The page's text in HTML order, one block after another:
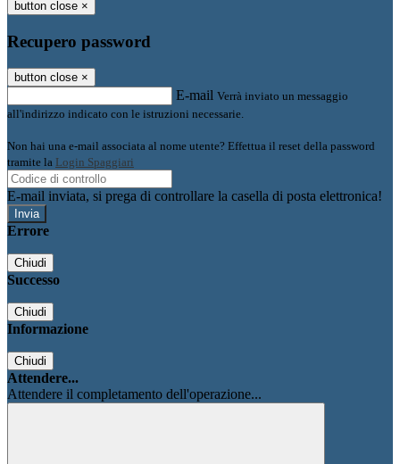
button close ×
Recupero password
button close ×
E-mail Verrà inviato un messaggio
all'indirizzo indicato con le istruzioni necessarie.
Non hai una e-mail associata al nome utente? Effettua il reset della password
tramite la Login Spaggiari
E-mail inviata, si prega di controllare la casella di posta elettronica!
Errore
Chiudi
Successo
Chiudi
Informazione
Chiudi
Attendere...
Attendere il completamento dell'operazione...